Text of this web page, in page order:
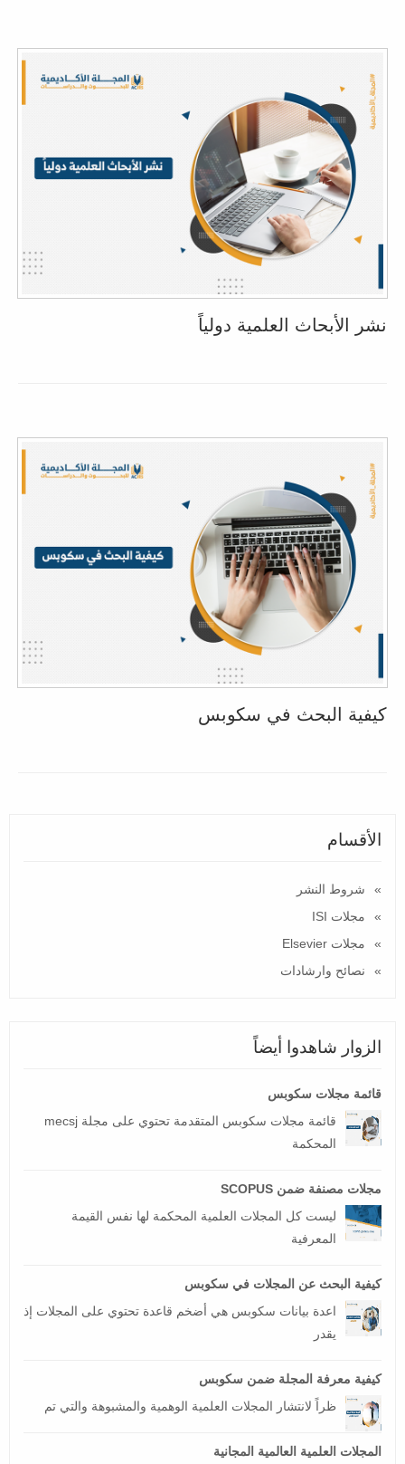
نشر الأبحاث العلمية دولياً
كيفية البحث في سكوبس
الأقسام
شروط النشر
مجلات ISI
مجلات Elsevier
نصائح وارشادات
الزوار شاهدوا أيضاً
قائمة مجلات سكوبس
قائمة مجلات سكوبس المتقدمة تحتوي على مجلة mecsj
المحكمة
مجلات مصنفة ضمن SCOPUS
ليست كل المجلات العلمية المحكمة لها نفس القيمة
المعرفية
كيفية البحث عن المجلات في سكوبس
اعدة بيانات سكوبس هي أضخم قاعدة تحتوي على المجلات إذ
يقدر
كيفية معرفة المجلة ضمن سكوبس
ظراً لانتشار المجلات العلمية الوهمية والمشبوهة والتي تم
المجلات العلمية العالمية المجانية